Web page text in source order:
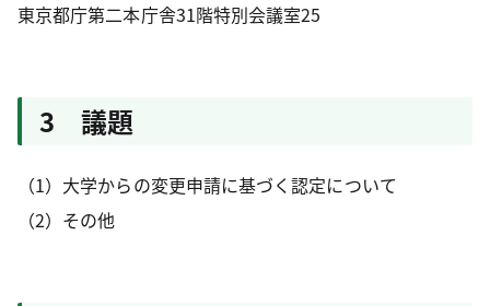
東京都庁第二本庁舎31階特別会議室25
3 議題
（1）大学からの変更申請に基づく認定について
（2）その他